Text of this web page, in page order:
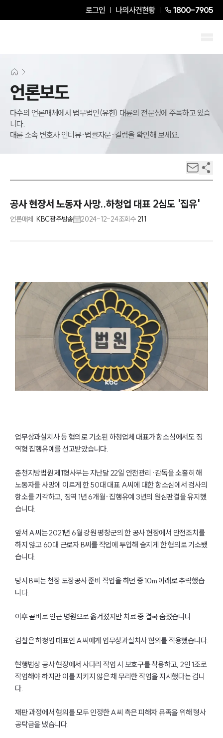
로그인 나의사건현황 1800-7905
언론보도
다수의 언론매체에서 법무법인(유한) 대륜의 전문성에 주목하고 있습
니다.
대륜 소속 변호사 인터뷰·법률자문·칼럼을 확인해 보세요.
공사 현장서 노동자 사망..하청업 대표 2심도 '집유'
언론매체 KBC광주방송 2024-12-24조회수 211
업무상과실치사 등 혐의로 기소된 하청업체 대표가 항소심에서도 징
역형 집행유예를 선고받았습니다.
춘천지방법원 제1형사부는 지난달 22일 안전관리·감독을 소홀히 해
노동자를 사망에 이르게 한 50대 대표 A씨에 대한 항소심에서 검사의
항소를 기각하고, 징역 1년 6개월·집행유예 3년의 원심판결을 유지했
습니다.
앞서 A씨는 2021년 6월 강원 평창군의 한 공사 현장에서 안전조치를
하지 않고 60대 근로자 B씨를 작업에 투입해 숨지게 한 혐의로 기소됐
습니다.
당시 B씨는 천장 도장공사 준비 작업을 하던 중 10m 아래로 추락했습
니다.
이후 곧바로 인근 병원으로 옮겨졌지만 치료 중 결국 숨졌습니다.
검찰은 하청업 대표인 A씨에게 업무상과실치사 혐의를 적용했습니다.
현행법상 공사 현장에서 사다리 작업 시 보호구를 착용하고, 2인 1조로
작업해야 하지만 이를 지키지 않은 채 무리한 작업을 지시했다는 겁니
다.
재판 과정에서 혐의를 모두 인정한 A씨 측은 피해자 유족을 위해 형사
공탁금을 냈습니다.